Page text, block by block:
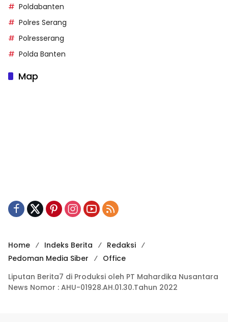
Poldabanten
Polres Serang
Polresserang
Polda Banten
Map
Home Indeks Berita
Redaksi
Pedoman Media Siber
Office
Liputan Berita7 di Produksi oleh PT Mahardika Nusantara
News Nomor : AHU-01928.AH.01.30.Tahun 2022